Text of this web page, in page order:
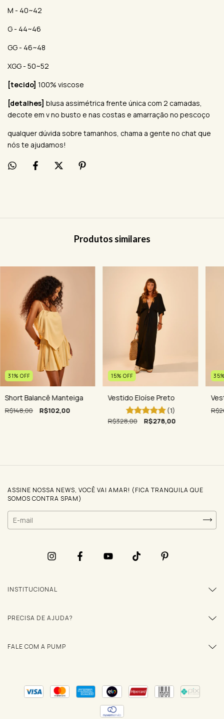
M - 40~42
G - 44~46
GG - 46~48
XGG - 50~52
[tecido] 100% viscose
[detalhes] blusa assimétrica frente única com 2 camadas,
decote em v no busto e nas costas e amarração no pescoço
qualquer dúvida sobre tamanhos, chama a gente no chat que
nós te ajudamos!
Produtos similares
31% OFF
Short Balancê Manteiga
R$148,00 R$102,00
15% OFF
Vestido Eloíse Preto
(1)
R$328,00
R$278,00
35
ASSINE NOSSA NEWS, VOCÊ VAI AMAR! (FICA TRANQUILA QUE
SOMOS CONTRA SPAM)
INSTITUCIONAL
PRECISA DE AJUDA?
FALE COM A PUMP